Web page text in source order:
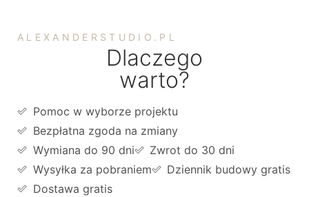
ALEXANDERSTUDIO.PL
Dlaczego
warto?
Pomoc w wyborze projektu
Bezpłatna zgoda na zmiany
Wymiana do 90 dni
Zwrot do 30 dni
Wysyłka za pobraniem
Dziennik budowy gratis
Dostawa gratis